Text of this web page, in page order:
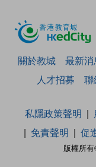
關於教城 最新消
人才招募
聯
版權所
私隱政策聲明
免責聲明
促